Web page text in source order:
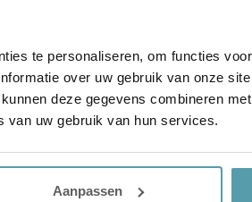
te personaliseren, om functies
over uw gebruik van onze
deze gegevens combineren
van uw gebruik van hun services.
Aanpassen
tot en met 140x220cm.
Op zoek naar
adviseren 20cm bij je lengte op
Welke uitvoering je ook kiest, je